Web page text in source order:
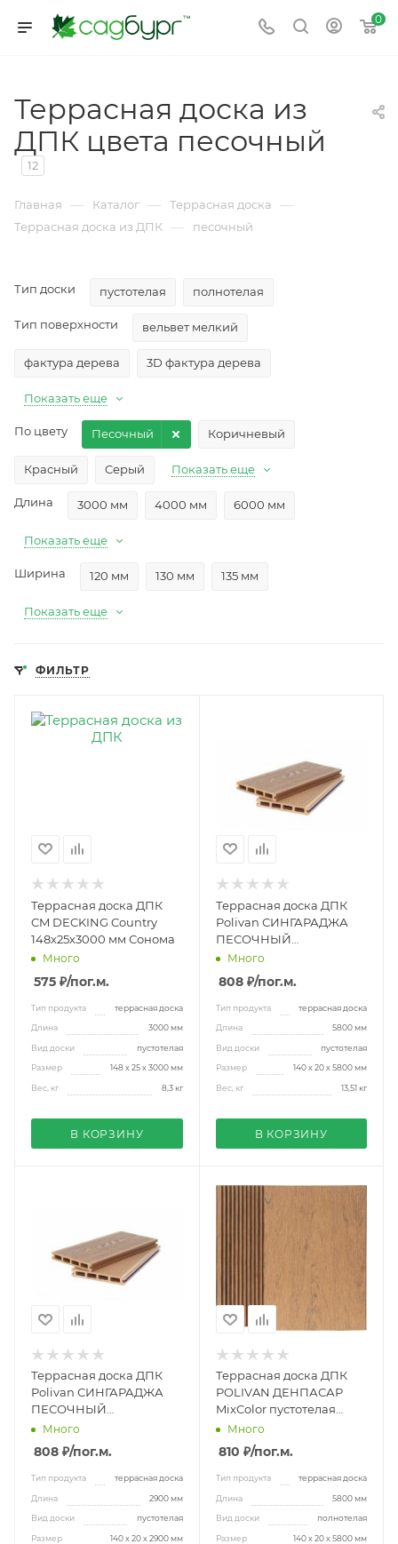
0
Террасная доска из
ДПК цвета песочный
12
Главная — Каталог — Террасная доска —
Террасная доска из ДПК — песочный
Тип доски пустотелая полнотелая
Тип поверхности вельвет мелкий
фактура дерева 3D фактура дерева
Показать еще
По цвету Коричневый
Красный Cерый
Песочный
Показать еще
Длина 3000 мм 4000 мм 6000 мм
Показать еще
Ширина 120 мм 130 мм 135 мм
Показать еще
ФИЛЬТР
Террасная доска ДПК
CM DECKING Country
148х25х3000 мм Сонома
Много
575 ₽/пог.м.
Тип продукта террасная доска
Длина 3000 мм
Вид доски пустотелая
Размер 148 х 25 х 3000 мм
Вес, кг 8,3 кг
В КОРЗИНУ
Террасная доска ДПК
Polivan СИНГАРАДЖА
ПЕСОЧНЫЙ
20x140x5800 мм
Много
808 ₽/пог.м.
Тип продукта террасная доска
Длина 5800 мм
Вид доски пустотелая
Размер 140 х 20 х 5800 мм
Вес, кг 13,51 кг
В КОРЗИНУ
Террасная доска ДПК
Polivan СИНГАРАДЖА
ПЕСОЧНЫЙ
20x140x2900 мм
Много
808 ₽/пог.м.
Тип продукта террасная доска
Длина 2900 мм
Вид доски пустотелая
Размер 140 х 20 х 2900 мм
Террасная доска ДПК
POLIVAN ДЕНПАСАР
MixColor пустотелая
140х20х5800мм
песочная
Много
810 ₽/пог.м.
Тип продукта террасная доска
Длина 5800 мм
Вид доски полнотелая
Размер 140 х 20 х 5800 мм